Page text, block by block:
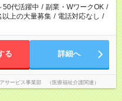
50代活躍中 / 副業・WワークOK /
以上の大量募集 / 電話対応なし /
る 詳細へ
サービス事業部 （医療福祉介護関連）